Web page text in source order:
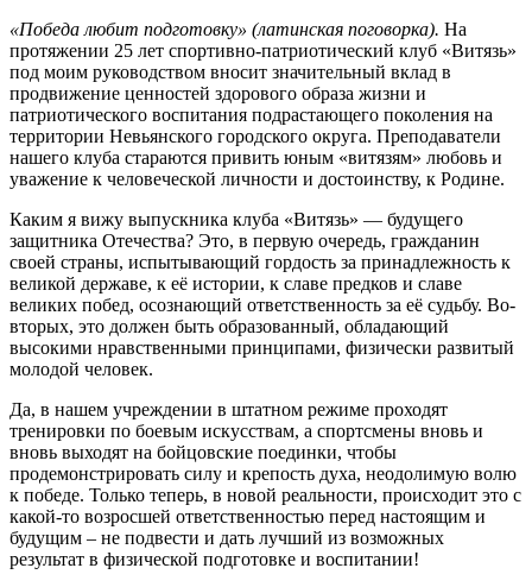
«Победа любит подготовку» (латинская поговорка). На
протяжении 25 лет спортивно-патриотический клуб «Витязь»
под моим руководством вносит значительный вклад в
продвижение ценностей здорового образа жизни и
патриотического воспитания подрастающего поколения на
территории Невьянского городского округа. Преподаватели
нашего клуба стараются привить юным «витязям» любовь и
уважение к человеческой личности и достоинству, к Родине.
Каким я вижу выпускника клуба «Витязь» — будущего
защитника Отечества? Это, в первую очередь, гражданин
своей страны, испытывающий гордость за принадлежность к
великой державе, к её истории, к славе предков и славе
великих побед, осознающий ответственность за её судьбу. Во-
вторых, это должен быть образованный, обладающий
высокими нравственными принципами, физически развитый
молодой человек.
Да, в нашем учреждении в штатном режиме проходят
тренировки по боевым искусствам, а спортсмены вновь и
вновь выходят на бойцовские поединки, чтобы
продемонстрировать силу и крепость духа, неодолимую волю
к победе. Только теперь, в новой реальности, происходит это с
какой-то возросшей ответственностью перед настоящим и
будущим – не подвести и дать лучший из возможных
результат в физической подготовке и воспитании!